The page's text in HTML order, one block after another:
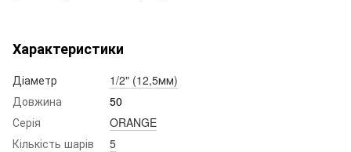
Характеристики
Діаметр
1/2" (12,5мм)
Довжина
50
Серія
ORANGE
Кількість шарів
5